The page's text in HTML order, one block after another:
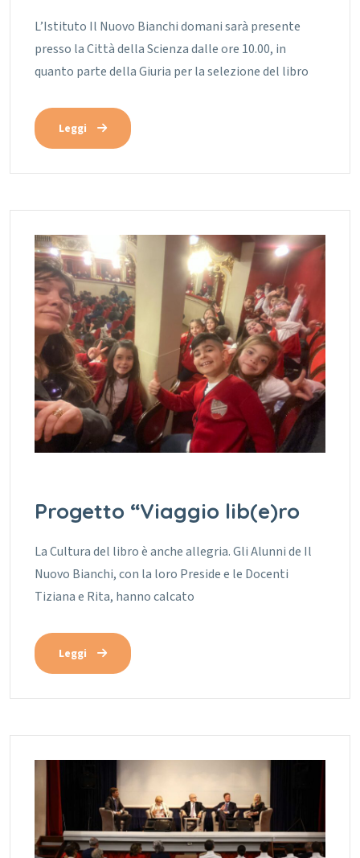
L’Istituto Il Nuovo Bianchi domani sarà presente
presso la Città della Scienza dalle ore 10.00, in
quanto parte della Giuria per la selezione del libro
Leggi
Progetto “Viaggio lib(e)ro
La Cultura del libro è anche allegria. Gli Alunni de Il
Nuovo Bianchi, con la loro Preside e le Docenti
Tiziana e Rita, hanno calcato
Leggi